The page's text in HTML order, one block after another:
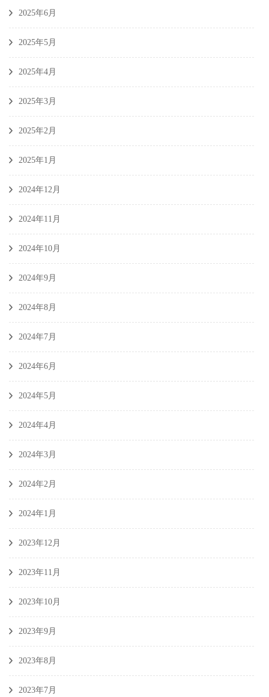
2025年6月
2025年5月
2025年4月
2025年3月
2025年2月
2025年1月
2024年12月
2024年11月
2024年10月
2024年9月
2024年8月
2024年7月
2024年6月
2024年5月
2024年4月
2024年3月
2024年2月
2024年1月
2023年12月
2023年11月
2023年10月
2023年9月
2023年8月
2023年7月